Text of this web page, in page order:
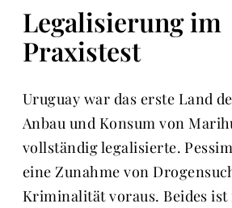
Legalisierung im
Praxistest
Uruguay war das erste Land
Anbau und Konsum von
vollständig legalisierte.
eine Zunahme von
Kriminalität voraus. Beides